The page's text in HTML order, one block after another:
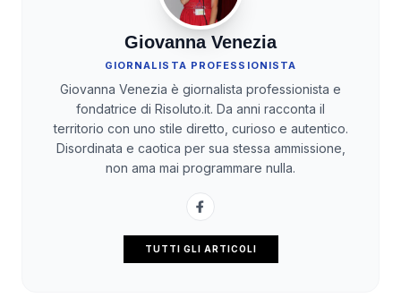
Giovanna Venezia
GIORNALISTA PROFESSIONISTA
Giovanna Venezia è giornalista professionista e
fondatrice di Risoluto.it. Da anni racconta il
territorio con uno stile diretto, curioso e autentico.
Disordinata e caotica per sua stessa ammissione,
non ama mai programmare nulla.
TUTTI GLI ARTICOLI